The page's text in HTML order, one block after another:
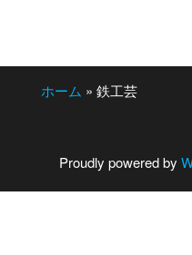
ホーム » 鉄工芸
Proudly powered by